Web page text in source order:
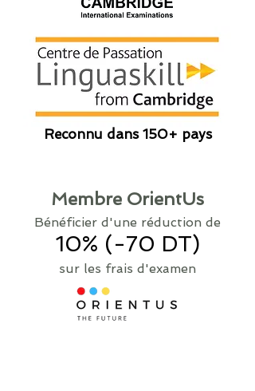
Reconnu dans 150+ pays
Membre OrientUs
Bénéficier d'une réduction de
10% (-70 DT)
sur les frais d'examen